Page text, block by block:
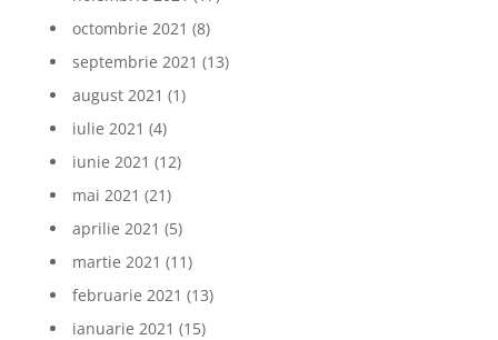
octombrie 2021 (8)
septembrie 2021 (13)
august 2021 (1)
iulie 2021 (4)
iunie 2021 (12)
mai 2021 (21)
aprilie 2021 (5)
martie 2021 (11)
februarie 2021 (13)
ianuarie 2021 (15)